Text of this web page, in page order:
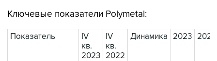
Ключевые показатели Polymetal:
Показатель
IV
кв.
2023
IV
кв.
2022
Динамика 2023 2022